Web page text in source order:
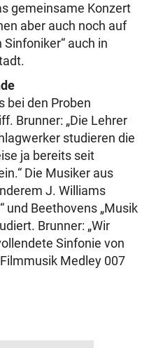
gemeinsame Konzert
aber auch noch auf
Sinfoniker“ auch in
bei den Proben
Brunner: „Die Lehrer
studieren die
ja bereits seit
Die Musiker aus
J. Williams
und Beethovens „Musik
Brunner: „Wir
Sinfonie von
Medley 007